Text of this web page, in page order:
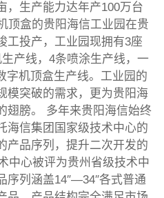
，生产能力达年产100万台
顶盒的贵阳海信工业园在贵
工投产，工业园现拥有3座
产线，4条喷涂生产线，一
字机顶盒生产线。工业园的
模突破的需求，更为贵阳海
翅膀。 多年来贵阳海信始终
海信集团国家级技术中心的
产品序列，提升二次开发的
中心被评为贵州省级技术中
序列涵盖14″—34″各式普通